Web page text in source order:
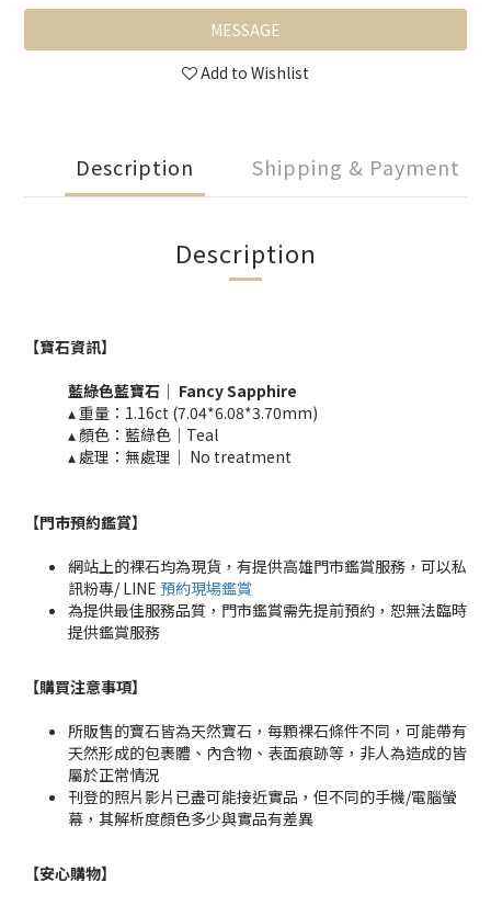
MESSAGE
Add to Wishlist
Description Shipping & Payment
Description
【寶石資訊】
藍綠色藍寶石｜ FancySapphire
▴ 重量： 1.16ct (7.04*6.08*3.70mm)
▴ 顏色：藍綠色｜ Teal
▴ 處理：無處理｜ No treatment​​
【門市預約鑑賞】
網站上的裸石均為現貨，有提供高雄門市鑑賞服務，可以私
訊粉專/ LINE 預約現場鑑賞
為提供最佳服務品質，門市鑑賞需先提前預約，恕無法臨時
提供鑑賞服務
【購買注意事項】
所販售的寶石皆為天然寶石，每顆裸石條件不同，可能帶有
天然形成的包裹體、內含物、表面痕跡等，非人為造成的皆
屬於正常情況
刊登的照片影片已盡可能接近實品，但不同的手機/電腦螢
幕，其解析度顏色多少與實品有差異
【安心購物】